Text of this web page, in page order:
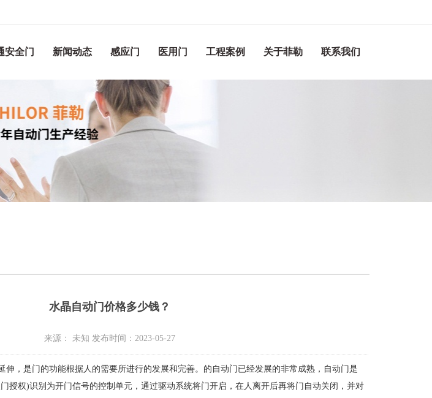
安全门 新闻动态 感应门 医用门 工程案例 关于菲勒 联系我们
水晶自动门价格多少钱？
来源： 未知 发布时间：2023-05-27
伸，是门的功能根据人的需要所进行的发展和完善。的自动门已经发展的非常成熟，自动门是
授权)识别为开门信号的控制单元，通过驱动系统将门开启，在人离开后再将门自动关闭，并对